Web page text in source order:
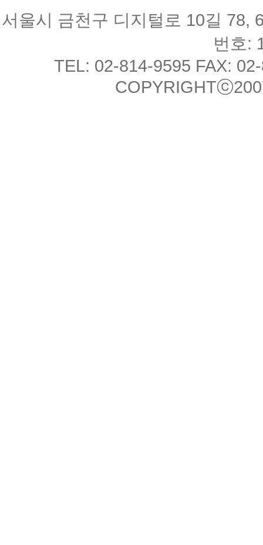
서울시 금천구 디지털로 10길 78,
번호:
TEL: 02-814-9595 FAX: